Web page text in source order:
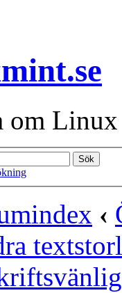
om
‹